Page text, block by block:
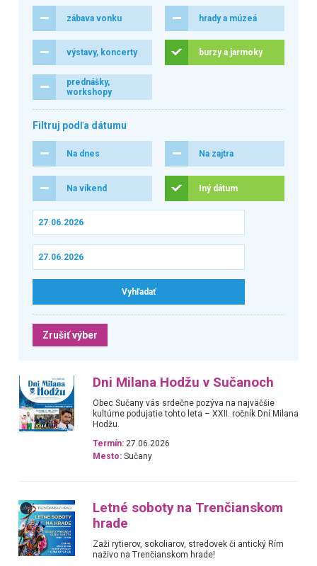
zábava vonku hrady a múzeá
výstavy, koncerty burzy a jarmoky
prednášky,
workshopy
Filtruj podľa dátumu
Na dnes Na zajtra
Na víkend Iný dátum
Zrušiť výber
Dni Milana Hodžu v Sučanoch
Obec Sučany vás srdečne pozýva na najväčšie
kultúrne podujatie tohto leta – XXII. ročník Dní Milana
Hodžu.
Termín: 27.06.2026
Mesto: Sučany
Letné soboty na Trenčianskom
hrade
Zaži rytierov, sokoliarov, stredovek či antický Rím
naživo na Trenčianskom hrade!